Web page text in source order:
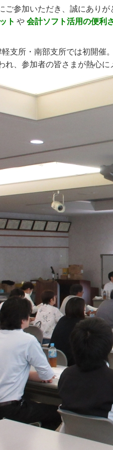
参加いただき、誠にありが
ト や会計ソフト活用の便利
支所・南部支所では初開催。
、参加者の皆さまが熱心に